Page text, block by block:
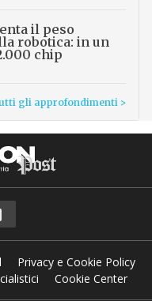
il peso
robotica: in un
chip
gli approfondimenti >
Privacy e Cookie Policy
Cookie Center